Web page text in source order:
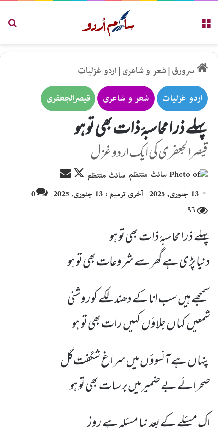
سرورق|شعر و شاعری|اردو غزلیات
اردو غزلیات شعر و شاعری قیصرالجعفری
پہلے ذرا محاسبۂ ذات بھی تو ہو
قیصرالجعفری کی ایک اردو غزل
سائٹ منتظم
Follow
X
Send
email
13 جنوری, 2025 آخری ترمیم : 13 جنوری, 2025
0
۹۶
پہلے ذرا محاسبۂ ذات بھی تو ہو
دنیا پڑی ہے گھر سے شروعات بھی تو ہو
سمجھے ہیں سب انا کے دھندلکے کو روشنی
شمعیں کہاں جلاؤں کہیں رات بھی تو ہو
پنہاں ہے آنسوؤں میں سراغ شگفت گل
صحرائے بے ضمیر میں برسات بھی تو ہو